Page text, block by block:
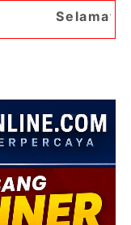
di Portal